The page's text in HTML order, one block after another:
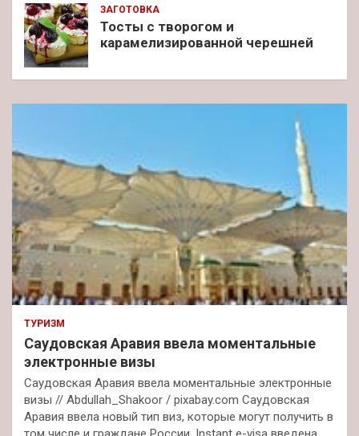
ЗАГОТОВКА
Тосты с творогом и
карамелизированной черешней
ТУРИЗМ
Саудовская Аравия ввела моментальные
электронные визы
Саудовская Аравия ввела моментальные электронные
визы // Abdullah_Shakoor / pixabay.com Саудовская
Аравия ввела новый тип виз, которые могут получить в